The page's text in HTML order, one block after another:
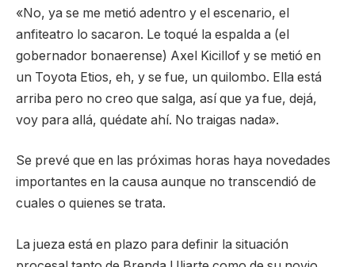
«No, ya se me metió adentro y el escenario, el
anfiteatro lo sacaron. Le toqué la espalda a (el
gobernador bonaerense) Axel Kicillof y se metió en
un Toyota Etios, eh, y se fue, un quilombo. Ella está
arriba pero no creo que salga, así que ya fue, dejá,
voy para allá, quédate ahí. No traigas nada».
Se prevé que en las próximas horas haya novedades
importantes en la causa aunque no transcendió de
cuales o quienes se trata.
La jueza está en plazo para definir la situación